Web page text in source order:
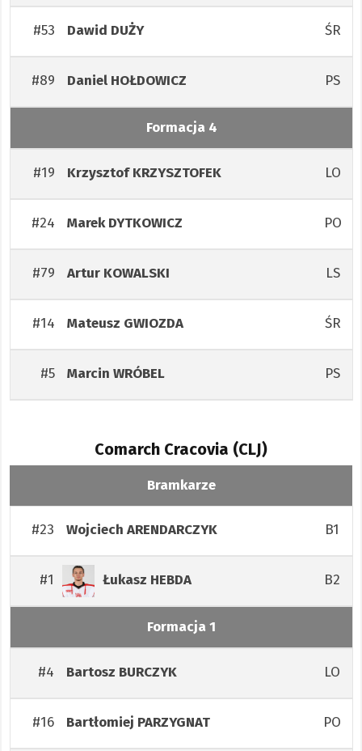
#53 Dawid DUŻY ŚR
#89 Daniel HOŁDOWICZ PS
Formacja 4
#19 KrzysztofKRZYSZTOFEK LO
#24 MarekDYTKOWICZ PO
#79 Artur KOWALSKI LS
#14 Mateusz GWIOZDA ŚR
#5 Marcin WRÓBEL PS
Comarch Cracovia (CLJ)
Bramkarze
#23 Wojciech ARENDARCZYK B1
#1 Łukasz HEBDA B2
Formacja 1
#4 Bartosz BURCZYK LO
#16 Bartłomiej PARZYGNAT PO